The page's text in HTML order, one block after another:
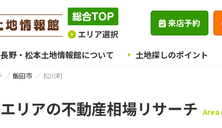
来店予約
長野・松本土地情報館について 土地探しのポイント
飯田市 松川町
リアの不動産相場リサーチ